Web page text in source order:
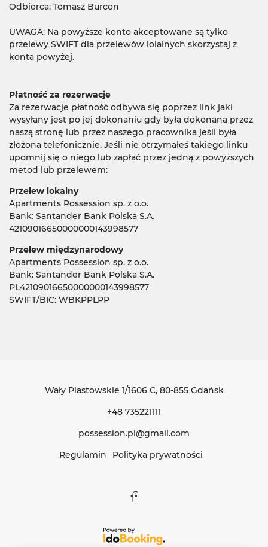
Odbiorca: Tomasz Burcon
UWAGA: Na powyższe konto akceptowane są tylko
przelewy SWIFT dla przelewów lolalnych skorzystaj z
konta powyżej.
Płatność za rezerwacje
Za rezerwacje płatność odbywa się poprzez link jaki
wysyłany jest po jej dokonaniu gdy była dokonana przez
naszą stronę lub przez naszego pracownika jeśli była
złożona telefonicznie. Jeśli nie otrzymałeś takiego linku
upomnij się o niego lub zapłać przez jedną z powyższych
metod lub przelewem:
Przelew lokalny
Apartments Possession sp. z o.o.
Bank: Santander Bank Polska S.A.
42109016650000000143998577
Przelew międzynarodowy
Apartments Possession sp. z o.o.
Bank: Santander Bank Polska S.A.
PL42109016650000000143998577
SWIFT/BIC: WBKPPLPP
Wały Piastowskie 1/1606 C, 80-855 Gdańsk
+48 735221111
possession.pl@gmail.com
Regulamin
Polityka prywatności